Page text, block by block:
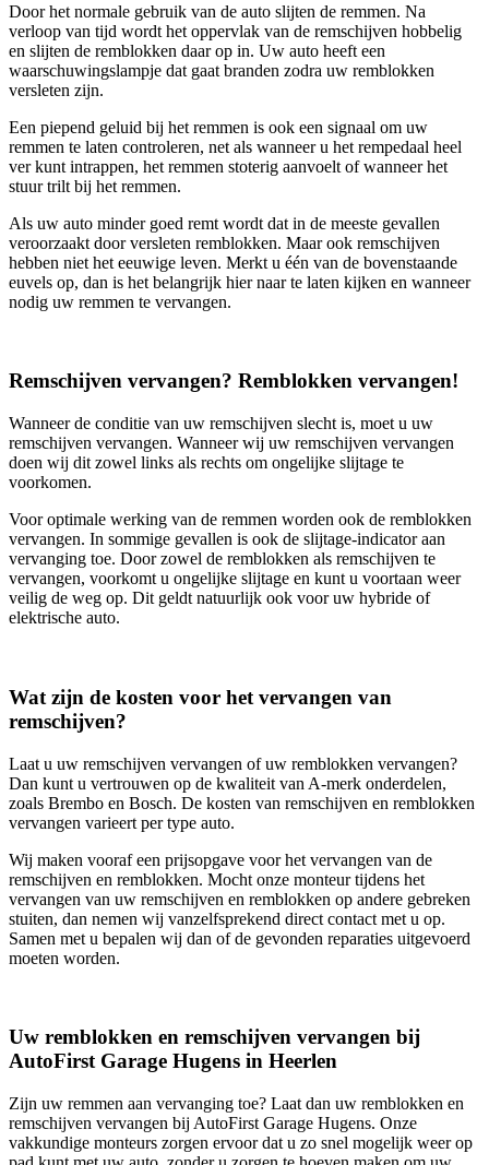
Door het normale gebruik van de auto slijten de remmen. Na
verloop van tijd wordt het oppervlak van de remschijven hobbelig
en slijten de remblokken daar op in. Uw auto heeft een
waarschuwingslampje dat gaat branden zodra uw remblokken
versleten zijn.
Een piepend geluid bij het remmen is ook een signaal om uw
remmen te laten controleren, net als wanneer u het rempedaal heel
ver kunt intrappen, het remmen stoterig aanvoelt of wanneer het
stuur trilt bij het remmen.
Als uw auto minder goed remt wordt dat in de meeste gevallen
veroorzaakt door versleten remblokken. Maar ook remschijven
hebben niet het eeuwige leven. Merkt u één van de bovenstaande
euvels op, dan is het belangrijk hier naar te laten kijken en wanneer
nodig uw remmen te vervangen.
Remschijven vervangen? Remblokken vervangen!
Wanneer de conditie van uw remschijven slecht is, moet u uw
remschijven vervangen. Wanneer wij uw remschijven vervangen
doen wij dit zowel links als rechts om ongelijke slijtage te
voorkomen.
Voor optimale werking van de remmen worden ook de remblokken
vervangen. In sommige gevallen is ook de slijtage-indicator aan
vervanging toe. Door zowel de remblokken als remschijven te
vervangen, voorkomt u ongelijke slijtage en kunt u voortaan weer
veilig de weg op. Dit geldt natuurlijk ook voor uw hybride of
elektrische auto.
Wat zijn de kosten voor het vervangen van
remschijven?
Laat u uw remschijven vervangen of uw remblokken vervangen?
Dan kunt u vertrouwen op de kwaliteit van A-merk onderdelen,
zoals Brembo en Bosch. De kosten van remschijven en remblokken
vervangen varieert per type auto.
Wij maken vooraf een prijsopgave voor het vervangen van de
remschijven en remblokken. Mocht onze monteur tijdens het
vervangen van uw remschijven en remblokken op andere gebreken
stuiten, dan nemen wij vanzelfsprekend direct contact met u op.
Samen met u bepalen wij dan of de gevonden reparaties uitgevoerd
moeten worden.
Uw remblokken en remschijven vervangen bij
AutoFirst Garage Hugens in Heerlen
Zijn uw remmen aan vervanging toe? Laat dan uw remblokken en
remschijven vervangen bij AutoFirst Garage Hugens. Onze
vakkundige monteurs zorgen ervoor dat u zo snel mogelijk weer op